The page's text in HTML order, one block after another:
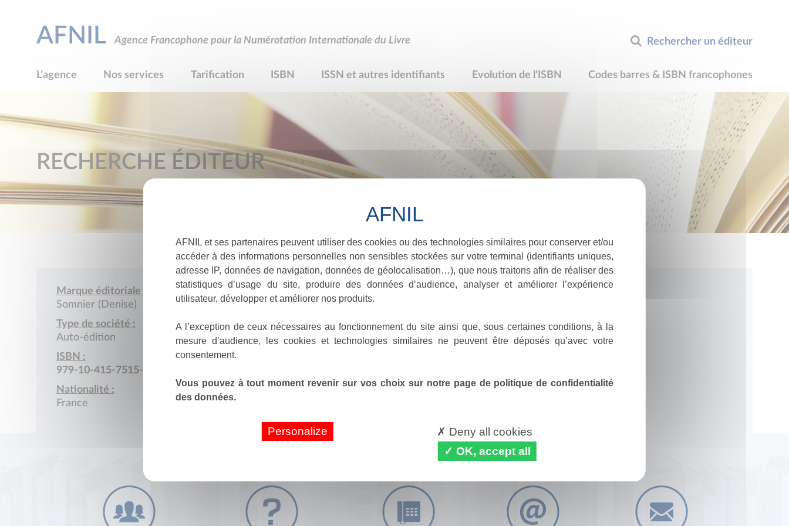
Rechercher un éditeur
AFNIL Agence Francophone pour la Numérotation Internationale du Livre
L’agence Nos services Tarification ISBN ISSN et autres identifiants Evolution de l’ISBN Codes barres & ISBN francophones
RECHERCHE ÉDITEUR
Marque éditoriale :
Somnier (Denise)
Type de société :
Auto-édition
ISBN :
979-10-415-7515-2
Nationalité :
France
AFNIL et ses partenaires peuvent utiliser des cookies ou des technologies similaires pour conserver et/ou
accéder à des informations personnelles non sensibles stockées sur votre terminal (identifiants uniques,
adresse IP, données de navigation, données de géolocalisation…), que nous traitons afin de réaliser des
statistiques d’usage du site, produire des données d’audience, analyser et améliorer l’expérience
utilisateur, développer et améliorer nos produits.
A l’exception de ceux nécessaires au fonctionnement du site ainsi que, sous certaines conditions, à la
mesure d’audience, les cookies et technologies similaires ne peuvent être déposés qu’avec votre
consentement.
Vous pouvez à tout moment revenir sur vos choix sur notre page de politique de confidentialité
des données.
Personalize
Deny all cookies
OK, accept all